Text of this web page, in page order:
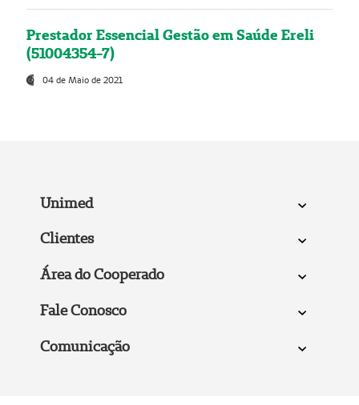
Prestador Essencial Gestão em Saúde Ereli
(51004354-7)
04 de Maio de 2021
Unimed
Clientes
Área do Cooperado
Fale Conosco
Comunicação